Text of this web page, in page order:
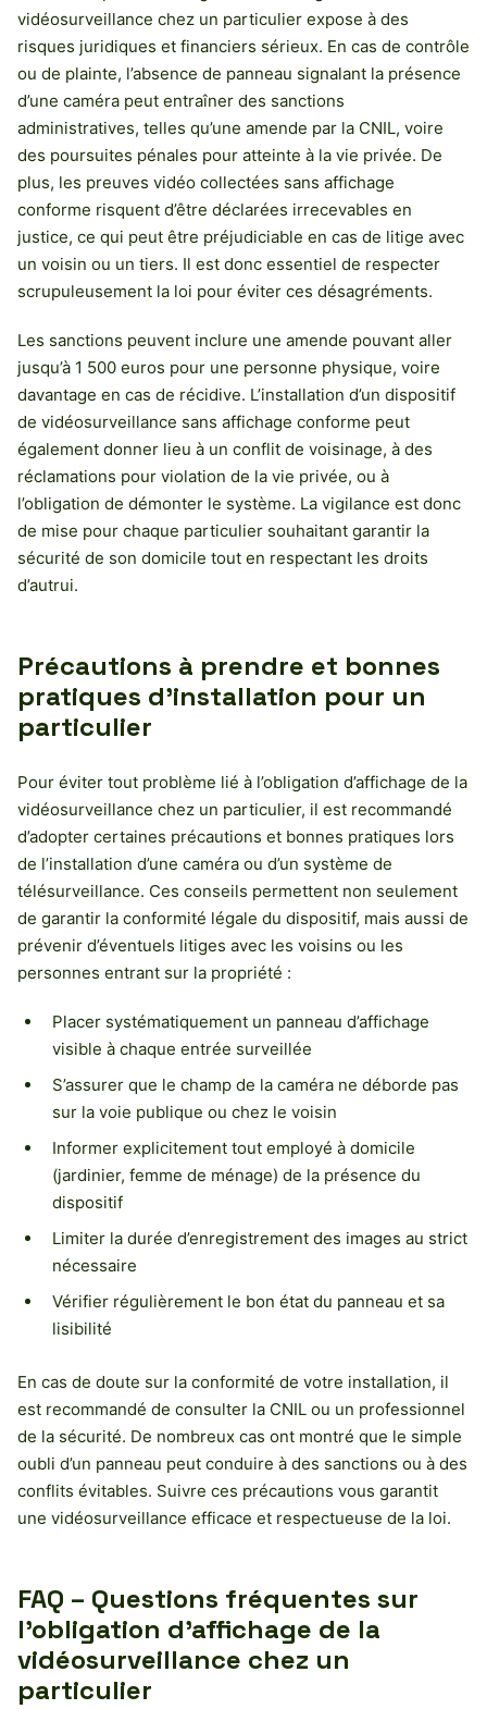
vidéosurveillance chez un particulier expose à des
risques juridiques et financiers sérieux. En cas de contrôle
ou de plainte, l’absence de panneau signalant la présence
d’une caméra peut entraîner des sanctions
administratives, telles qu’une amende par la CNIL, voire
des poursuites pénales pour atteinte à la vie privée. De
plus, les preuves vidéo collectées sans affichage
conforme risquent d’être déclarées irrecevables en
justice, ce qui peut être préjudiciable en cas de litige avec
un voisin ou un tiers. Il est donc essentiel de respecter
scrupuleusement la loi pour éviter ces désagréments.
Les sanctions peuvent inclure une amende pouvant aller
jusqu’à 1 500 euros pour une personne physique, voire
davantage en cas de récidive. L’installation d’un dispositif
de vidéosurveillance sans affichage conforme peut
également donner lieu à un conflit de voisinage, à des
réclamations pour violation de la vie privée, ou à
l’obligation de démonter le système. La vigilance est donc
de mise pour chaque particulier souhaitant garantir la
sécurité de son domicile tout en respectant les droits
d’autrui.
Précautions à prendre et bonnes
pratiques d’installation pour un
particulier
Pour éviter tout problème lié à l’obligation d’affichage de la
vidéosurveillance chez un particulier, il est recommandé
d’adopter certaines précautions et bonnes pratiques lors
de l’installation d’une caméra ou d’un système de
télésurveillance. Ces conseils permettent non seulement
de garantir la conformité légale du dispositif, mais aussi de
prévenir d’éventuels litiges avec les voisins ou les
personnes entrant sur la propriété :
Placer systématiquement un panneau d’affichage
visible à chaque entrée surveillée
S’assurer que le champ de la caméra ne déborde pas
sur la voie publique ou chez le voisin
Informer explicitement tout employé à domicile
(jardinier, femme de ménage) de la présence du
dispositif
Limiter la durée d’enregistrement des images au strict
nécessaire
Vérifier régulièrement le bon état du panneau et sa
lisibilité
En cas de doute sur la conformité de votre installation, il
est recommandé de consulter la CNIL ou un professionnel
de la sécurité. De nombreux cas ont montré que le simple
oubli d’un panneau peut conduire à des sanctions ou à des
conflits évitables. Suivre ces précautions vous garantit
une vidéosurveillance efficace et respectueuse de la loi.
FAQ – Questions fréquentes sur
l’obligation d’affichage de la
vidéosurveillance chez un
particulier